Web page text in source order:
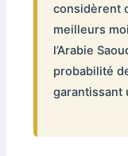
considèrent
meilleurs
l’Arabie
probabilité
garantissant